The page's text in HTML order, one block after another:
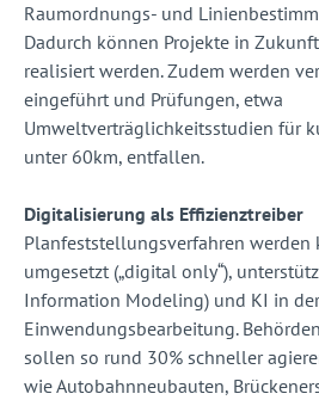
Raumordnungs- und
Dadurch können Projekte in
realisiert werden. Zudem werden
eingeführt und Prüfungen, etwa
Umweltverträglichkeitsstudien für
unter 60km, entfallen.
Digitalisierung als Effizienztreiber
Planfeststellungsverfahren
umgesetzt („digital only“),
Information Modeling) und KI in der
Einwendungsbearbeitung.
sollen so rund 30% schneller
wie Autobahnneubauten,